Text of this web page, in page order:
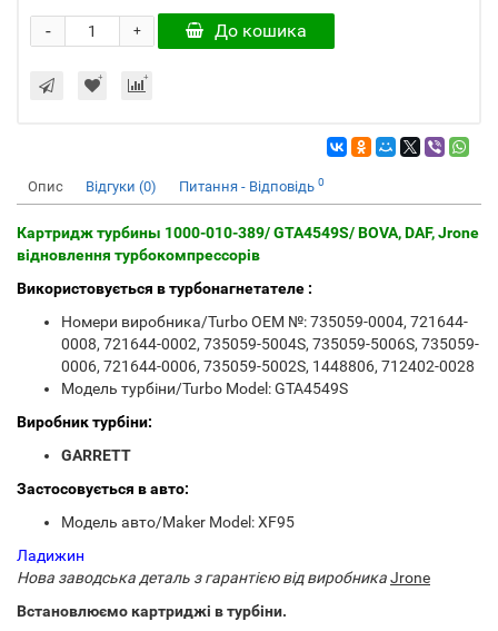
+
- До кошика
Опис Відгуки (0) Питання - Відповідь 0
Картридж турбины 1000-010-389/ GTA4549S/ BOVA, DAF, Jrone
відновлення турбокомпрессорів
Використовується в турбонагнетателе :
Номери виробника/Turbo OEM №: 735059-0004, 721644-
0008, 721644-0002, 735059-5004S, 735059-5006S, 735059-
0006, 721644-0006, 735059-5002S, 1448806, 712402-0028
Модель турбіни/Turbo Model: GTA4549S
Виробник турбіни:
GARRETT
Застосовується в авто:
Модель авто/Maker Model: XF95
Ладижин
Нова заводська деталь з гарантією від виробникаJrone
Встановлюємо картриджі в турбіни.